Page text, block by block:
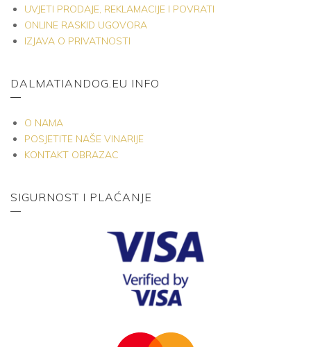
UVJETI PRODAJE, REKLAMACIJE I POVRATI
ONLINE RASKID UGOVORA
IZJAVA O PRIVATNOSTI
DALMATIANDOG.EU INFO
O NAMA
POSJETITE NAŠE VINARIJE
KONTAKT OBRAZAC
SIGURNOST I PLAĆANJE